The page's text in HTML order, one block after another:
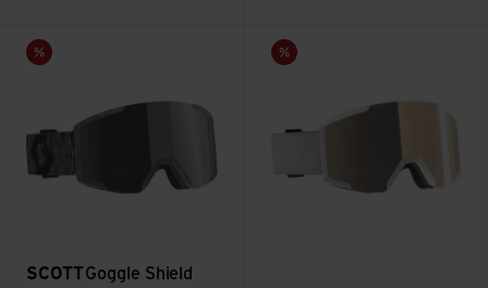
Sale
SCOTTGoggle Shield
Goggle Shield Recycled, enh silver chro ansehen
Sale
Shield Goggle, light sensi